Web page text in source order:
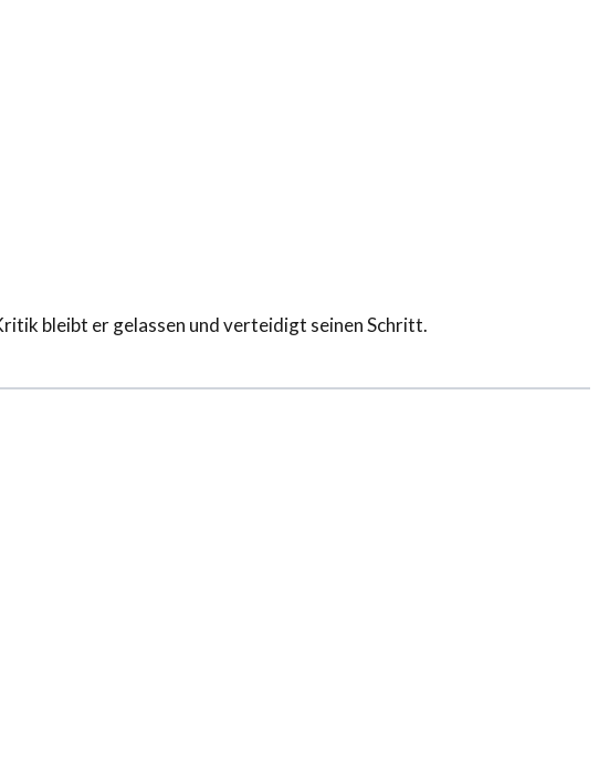
bleibt er gelassen und verteidigt seinen Schritt.